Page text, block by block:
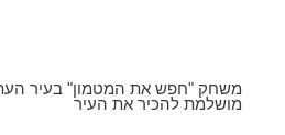
משחק "חפש את המטמון" בעיר
מושלמת להכיר את העיר